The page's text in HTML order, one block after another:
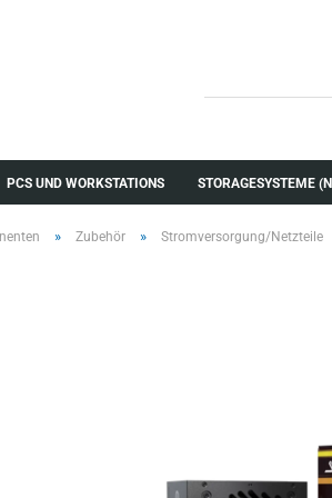
PCS UND WORKSTATIONS STORAGESYSTEME
» Zubehör » Stromversorgung/Netzteile